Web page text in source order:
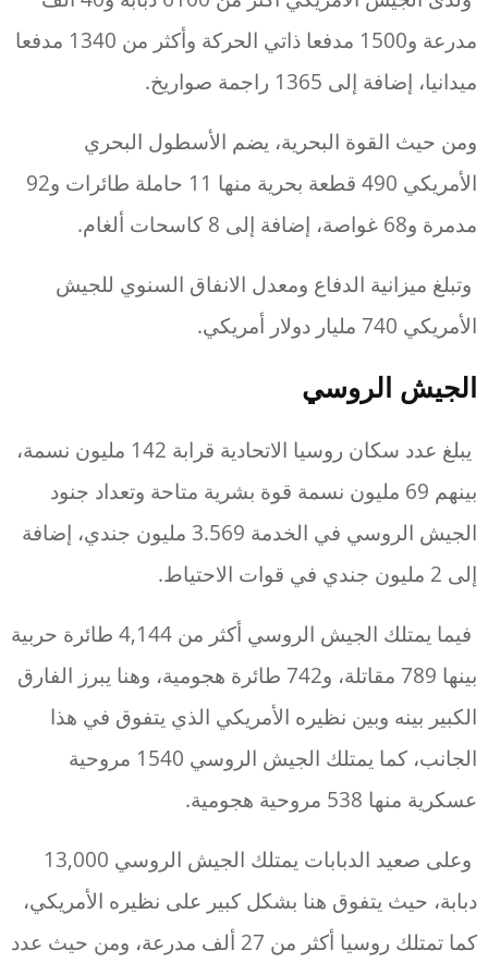
مدرعة و1500 مدفعا ذاتي الحركة وأكثر من 1340 مدفعا
ميدانيا، إضافة إلى 1365 راجمة صواريخ.
ومن حيث القوة البحرية، يضم الأسطول البحري
الأمريكي 490 قطعة بحرية منها 11 حاملة طائرات و92
مدمرة و68 غواصة، إضافة إلى 8 كاسحات ألغام.
وتبلغ ميزانية الدفاع ومعدل الانفاق السنوي للجيش
الأمريكي 740 مليار دولار أمريكي.
الجيش الروسي
يبلغ عدد سكان روسيا الاتحادية قرابة 142 مليون نسمة،
بينهم 69 مليون نسمة قوة بشرية متاحة وتعداد جنود
الجيش الروسي في الخدمة 3.569 مليون جندي، إضافة
إلى 2 مليون جندي في قوات الاحتياط.
فيما يمتلك الجيش الروسي أكثر من 4,144 طائرة حربية
بينها 789 مقاتلة، و742 طائرة هجومية، وهنا يبرز الفارق
الكبير بينه وبين نظيره الأمريكي الذي يتفوق في هذا
الجانب، كما يمتلك الجيش الروسي 1540 مروحية
عسكرية منها 538 مروحية هجومية.
وعلى صعيد الدبابات يمتلك الجيش الروسي 13,000
دبابة، حيث يتفوق هنا بشكل كبير على نظيره الأمريكي،
كما تمتلك روسيا أكثر من 27 ألف مدرعة، ومن حيث عدد